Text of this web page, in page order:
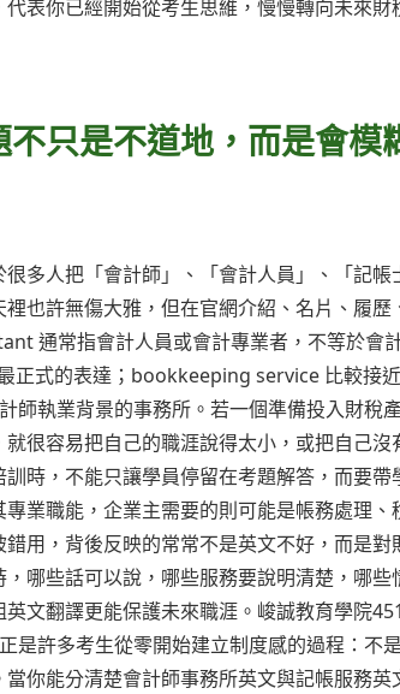
表你已經開始從考生思維，慢慢轉向未來財
只是不道地，而是會模
多人把「會計師」、「會計人員」、「記帳
也許無傷大雅，但在官網介紹、名片、履歷
通常指會計人員或會計專業者，不等於會
式的表達；bookkeeping service 比較接
執業背景的事務所。若一個準備投入財稅
很容易把自己的職涯說得太小，或把自己沒
時，不能只讓學員停留在考題解答，而要帶
業職能，企業主需要的則可能是帳務處理、
用，背後反映的常常不是英文不好，而是對
哪些話可以說，哪些服務要說明清楚，哪些
文翻譯更能保護未來職涯。峻誠教育學院
是許多考生從零開始建立制度感的過程：不
你能分清楚會計師事務所英文與記帳服務英